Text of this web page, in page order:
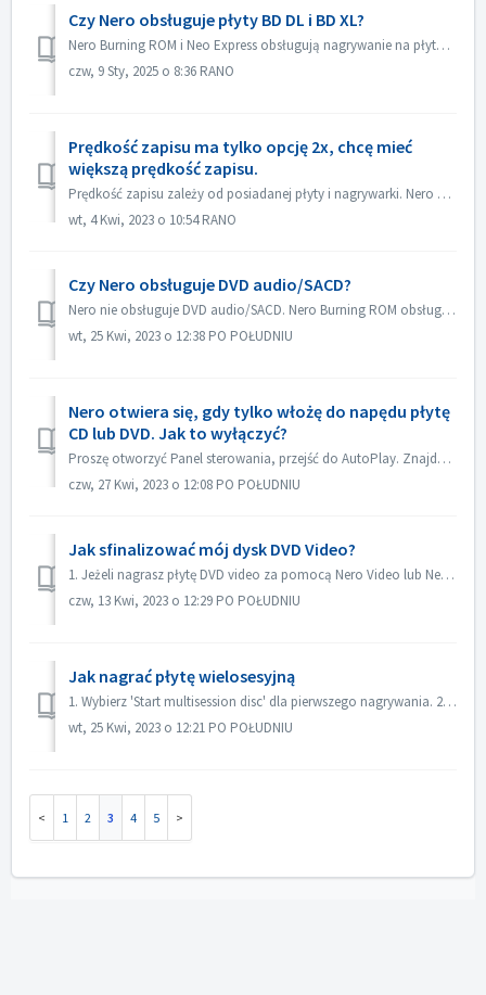
Czy Nero obsługuje płyty BD DL i BD XL?
Nero Burning ROM i Neo Express obsługują nagrywanie na płytach BD DL (50 GB) i BD XL (100 GB i 128 GB). Nero Video obsługuje nagrywanie na płyty BD DL (50GB...
czw, 9 Sty, 2025 o 8:36 RANO
Prędkość zapisu ma tylko opcję 2x, chcę mieć
większą prędkość zapisu.
Prędkość zapisu zależy od posiadanej płyty i nagrywarki. Nero Burning ROM automatycznie wykryje nagrywarkę i płytę oraz wyświetli dostępną prędkość zapisu.
wt, 4 Kwi, 2023 o 10:54 RANO
Czy Nero obsługuje DVD audio/SACD?
Nero nie obsługuje DVD audio/SACD. Nero Burning ROM obsługuje tylko nagrywanie płyt audio CD w 44100 hz.
wt, 25 Kwi, 2023 o 12:38 PO POŁUDNIU
Nero otwiera się, gdy tylko włożę do napędu płytę
CD lub DVD. Jak to wyłączyć?
Proszę otworzyć Panel sterowania, przejść do AutoPlay. Znajdź ustawienie każdej płyty DVD lub CD. Ustaw na "Pytaj mnie za każdym razem" lub "...
czw, 27 Kwi, 2023 o 12:08 PO POŁUDNIU
Jak sfinalizować mój dysk DVD Video?
1. Jeżeli nagrasz płytę DVD video za pomocą Nero Video lub Nero Burning ROM, płyta zostanie sfinalizowana automatycznie i będzie można ją odtwarzać na więks...
czw, 13 Kwi, 2023 o 12:29 PO POŁUDNIU
Jak nagrać płytę wielosesyjną
1. Wybierz 'Start multisession disc' dla pierwszego nagrywania. 2. Włóż ponownie nagraną płytę. Wybierz 'Continue Multisession disc' d...
wt, 25 Kwi, 2023 o 12:21 PO POŁUDNIU
1 2 3 4 5